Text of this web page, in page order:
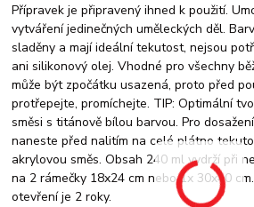
Přípravek je připravený ihned k použití.
vytváření jedinečných uměleckých děl.
sladěny a mají ideální tekutost, nejsou
ani silikonový olej. Vhodné pro všechny
může být zpočátku usazená, proto před
protřepejte, promíchejte. TIP: Optimální
směsi s titánově bílou barvou. Pro
naneste před nalitím na celé plátno
akrylovou směs. Obsah 240 ml vydrží při
na 2 rámečky 18x24 cm nebo 1x 30x40
otevření je 2 roky.